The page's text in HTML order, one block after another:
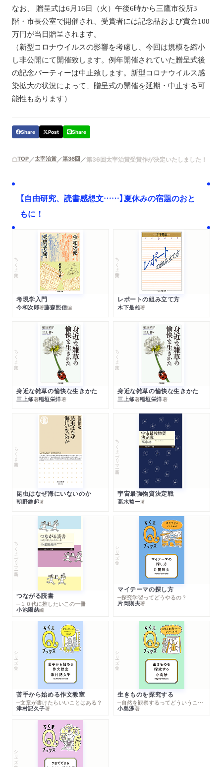
なお、
贈呈式は6月16日（火）午後6時から三鷹市役所3
階・市長公室で開催され、受賞者には記念品および賞金100
万円が当日贈呈されます。
（新型コロナウイルスの影響を考慮し、今回は規模を縮小
し非公開にて開催致します。例年開催されていた贈呈式後
の記念パーティーは中止致します。新型コロナウイルス感
染拡大の状況によって、贈呈式の開催を延期・中止する可
能性もあります）
Share Post Share
TOP 太宰治賞 第36回 第36回太宰治賞受賞作が決定いたしました！
【自由研究、読書感想文……】夏休みの宿題のおと
もに！
ちくま文庫
考現学入門
今和次郎著藤森照信編
ちくま学芸文庫
レポートの組み立て方
木下是雄著
ちくま文庫
身近な雑草の愉快な生きかた
三上修著稲垣栄洋著
ちくま文庫
身近な雑草の愉快な生きかた
三上修著稲垣栄洋著
ちくま新書
昆虫はなぜ海にいないのか
朝野維起著
ちくまプリマー新書
宇宙最強物質決定戦
高水裕一著
ちくまプリマー新書
つながる読書
─１０代に推したいこの一冊
小池陽慈編
シリーズ・全集
マイテーマの探し方
─探究学習ってどうやるの？
片岡則夫著
シリーズ・全集
苦手から始める作文教室
─文章が書けたらいいことはある？
津村記久子著
シリーズ・全集
生きものを探究する
─自然を観察するってどういうこと？
小島渉著
シリーズ・全集